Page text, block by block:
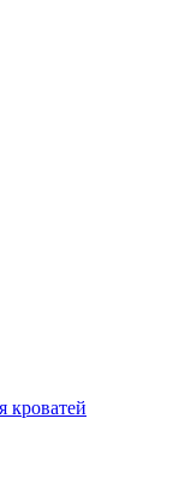
кроватей